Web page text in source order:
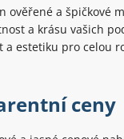
ověřené a špičkové
a krásu vašich
a estetiku pro celou
ceny